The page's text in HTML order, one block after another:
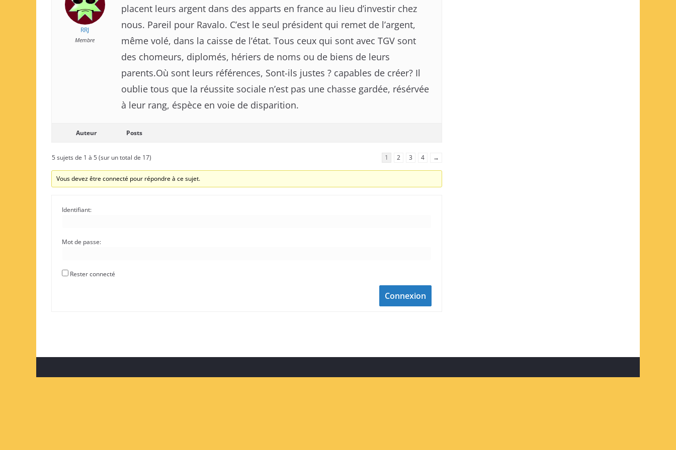
RRJ
Membre
placent leurs argent dans des apparts en france au lieu d’investir chez
nous. Pareil pour Ravalo. C’est le seul président qui remet de l’argent,
même volé, dans la caisse de l’état. Tous ceux qui sont avec TGV sont
des chomeurs, diplomés, hériers de noms ou de biens de leurs
parents.Où sont leurs références, Sont-ils justes ? capables de créer? Il
oublie tous que la réussite sociale n’est pas une chasse gardée, résérvée
à leur rang, éspèce en voie de disparition.
Auteur Posts
5 sujets de 1 à 5 (sur un total de 17) 1 2 3 4 →
Vous devez être connecté pour répondre à ce sujet.
Identifiant:
Mot de passe:
Rester connecté
Connexion